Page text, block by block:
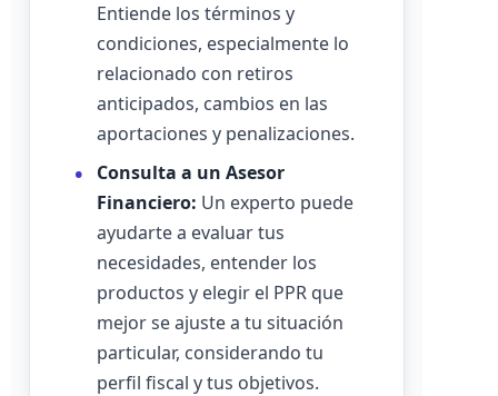
Entiende los términos y
condiciones, especialmente lo
relacionado con retiros
anticipados, cambios en las
aportaciones y penalizaciones.
Consulta a un Asesor
Financiero: Un experto puede
ayudarte a evaluar tus
necesidades, entender los
productos y elegir el PPR que
mejor se ajuste a tu situación
particular, considerando tu
perfil fiscal y tus objetivos.